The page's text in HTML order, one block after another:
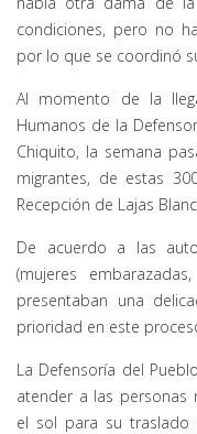
condiciones, pero no
por lo que se coordinó
Al momento de la
Humanos de la
Chiquito, la semana
migrantes, de estas
Recepción de Lajas
De acuerdo a las
(mujeres
presentaban una
prioridad en este
La Defensoría del
atender a las personas
el sol para su traslado